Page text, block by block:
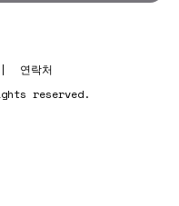
|
연락처
reserved.